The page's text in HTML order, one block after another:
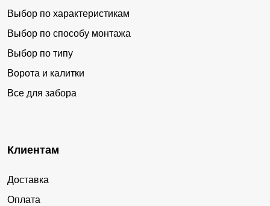
Выбор по характеристикам
Выбор по способу монтажа
Выбор по типу
Ворота и калитки
Все для забора
Клиентам
Доставка
Оплата